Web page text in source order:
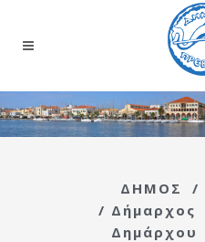
ΔΗΜΟΣ /
/ Δήμαρχος
Δημάρχου